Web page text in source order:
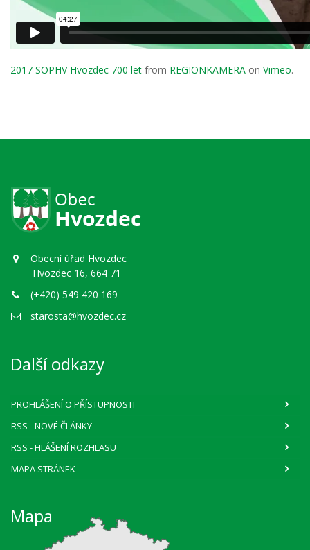
2017 SOPHV Hvozdec 700 let from REGIONKAMERA on Vimeo.
Obecní úřad Hvozdec
Hvozdec 16, 664 71
(+420) 549 420 169
starosta@hvozdec.cz
Další odkazy
PROHLÁŠENÍ O PŘÍSTUPNOSTI
RSS - NOVÉ ČLÁNKY
RSS - HLÁŠENÍ ROZHLASU
MAPA STRÁNEK
Mapa